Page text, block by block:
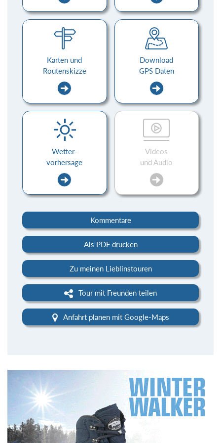
Karten und
Routenskizze
Download
GPS Daten
Wetter-
vorhersage
Videos
und Audio
Kommentare
Als PDF drucken
Zu meinen Lieblinstouren
Tour mit Freunden teilen
Anfahrt planen mit Google-Maps